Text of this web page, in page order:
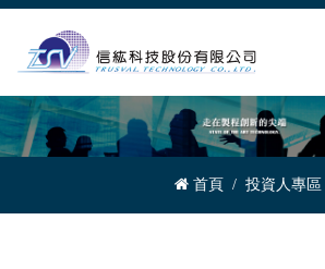
首頁 投資人專區